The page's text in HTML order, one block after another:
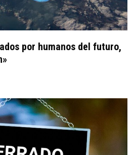
por humanos del futuro,